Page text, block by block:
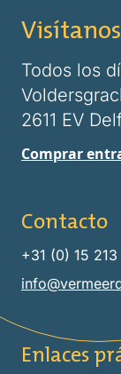
Visítanos
Todos los
2611 EV
Comprar
Contacto
+31 (0) 15
Enlaces